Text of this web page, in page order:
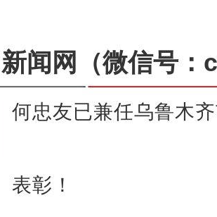
闻网 （微信号
何忠友已兼任乌鲁木
表彰！